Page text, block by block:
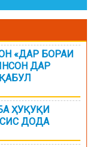
«ДАР БОРАИ
ДАР
ҲУҚУҚИ
ДОДА